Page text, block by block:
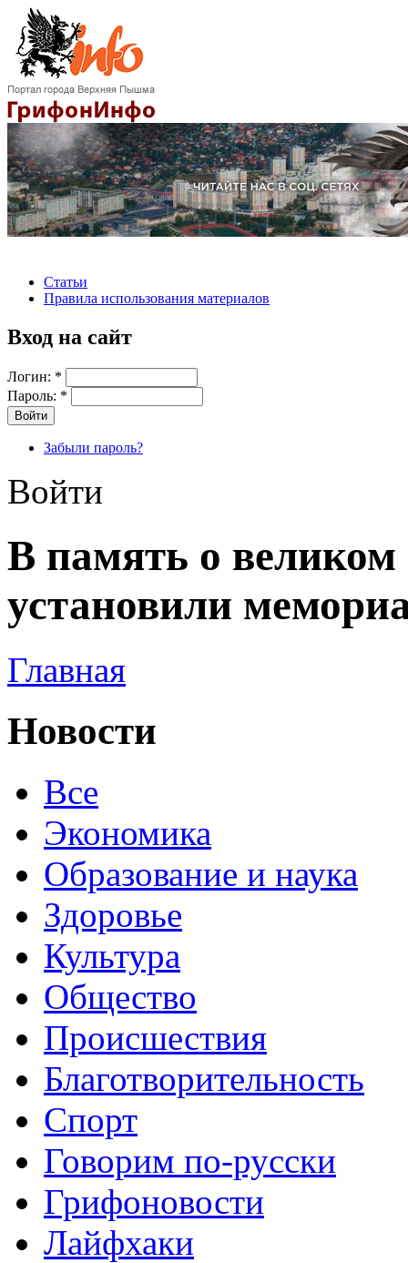
Статьи
Правила использования материалов
Вход на сайт
Логин: *
Пароль: *
Забыли пароль?
Войти
В память о
установили
Главная
Новости
Все
Экономика
Образование и наука
Здоровье
Культура
Общество
Происшествия
Благотворительность
Спорт
Говорим по-русски
Грифоновости
Лайфхаки